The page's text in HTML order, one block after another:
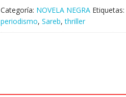
Categoría: NOVELA NEGRA Etiquetas:
periodismo, Sareb,thriller